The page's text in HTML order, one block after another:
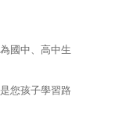
國中、高中生
您孩子學習路